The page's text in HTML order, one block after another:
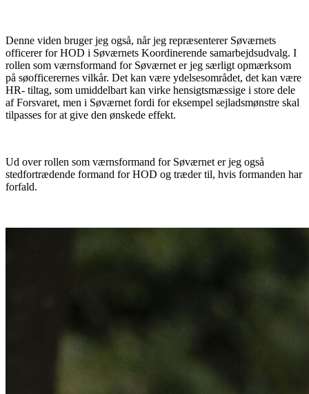
Denne viden bruger jeg også, når jeg repræsenterer Søværnets
officerer for HOD i Søværnets Koordinerende samarbejdsudvalg. I
rollen som værnsformand for Søværnet er jeg særligt opmærksom
på søofficerernes vilkår. Det kan være ydelsesområdet, det kan være
HR- tiltag, som umiddelbart kan virke hensigtsmæssige i store dele
af Forsvaret, men i Søværnet fordi for eksempel sejladsmønstre skal
tilpasses for at give den ønskede effekt.
Ud over rollen som værnsformand for Søværnet er jeg også
stedfortrædende formand for HOD og træder til, hvis formanden har
forfald.